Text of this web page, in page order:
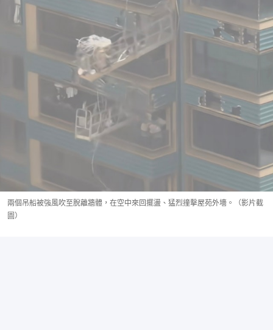
兩個吊船被強風吹至脫離牆體，在空中來回擺盪、猛烈撞擊屋苑外墻。（影片截
圖）